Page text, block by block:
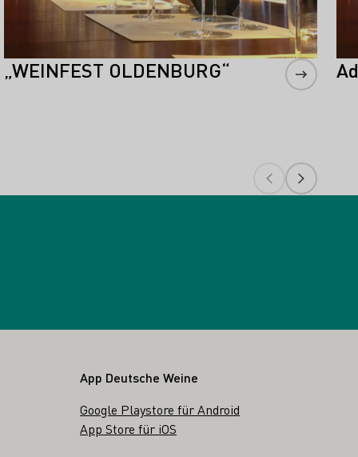
„WEINFEST OLDENBURG“
App Deutsche Weine
Google Playstore für Android
App Store für iOS